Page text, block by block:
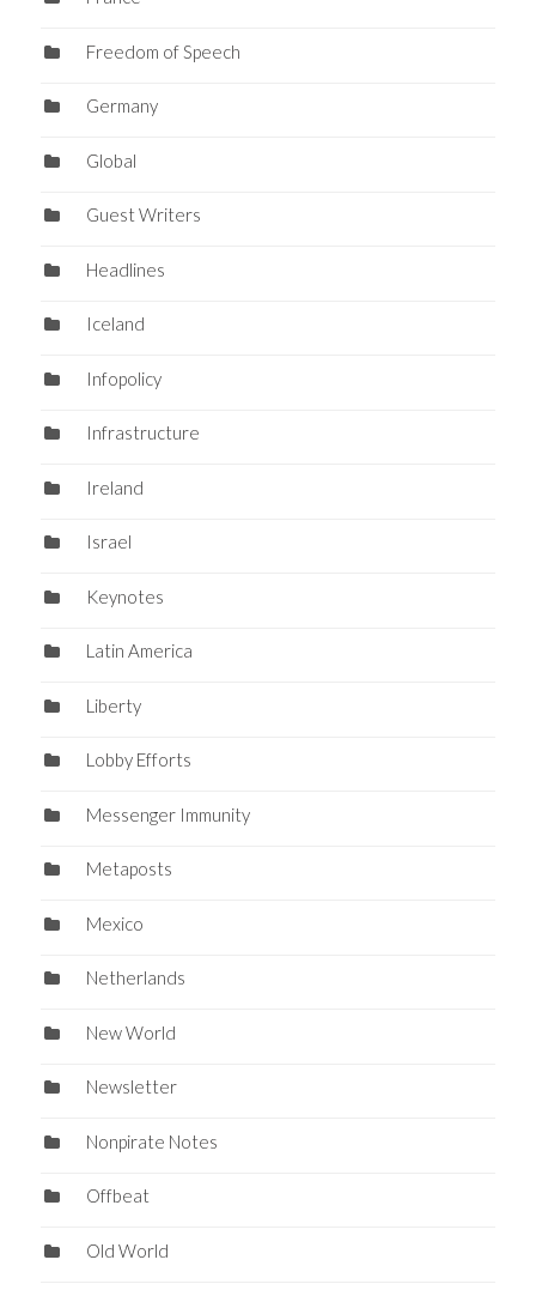
Freedom of Speech
Germany
Global
Guest Writers
Headlines
Iceland
Infopolicy
Infrastructure
Ireland
Israel
Keynotes
Latin America
Liberty
Lobby Efforts
Messenger Immunity
Metaposts
Mexico
Netherlands
New World
Newsletter
Nonpirate Notes
Offbeat
Old World